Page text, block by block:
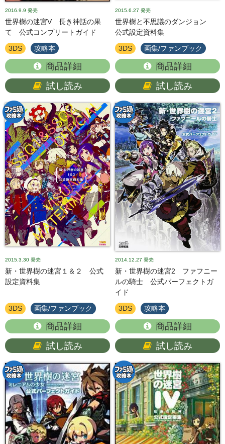
2016.9.9 発売
世界樹の迷宮V 長き神話の果
て 公式コンプリートガイド
3DS 攻略本
商品詳細
試し読み
2015.6.27 発売
世界樹と不思議のダンジョン
公式設定資料集
3DS 画集/ファンブック
商品詳細
試し読み
2015.3.30 発売
新・世界樹の迷宮１＆２ 公式
設定資料集
3DS 画集/ファンブック
商品詳細
試し読み
2014.12.27 発売
新・世界樹の迷宮2 ファフニー
ルの騎士 公式パーフェクトガ
イド
3DS 攻略本
商品詳細
試し読み